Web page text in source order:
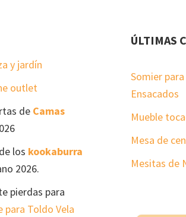
y jardín
outlet
de Camas
los kookaburra
2026.
pierdas para
para Toldo Vela
ÚLTIMAS
Somier
Ensacados
Mueble
Mesa de
Mesitas de